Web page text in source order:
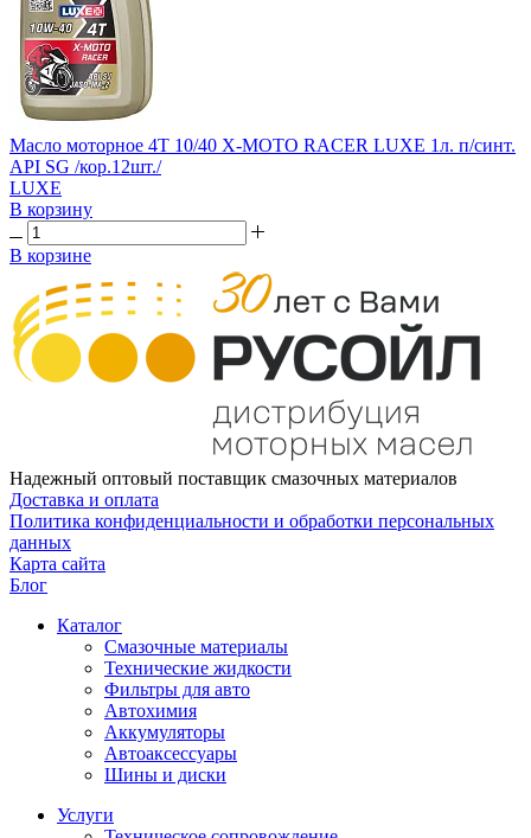
Масло моторное 4T 10/40 X-MOTO RACER LUXE 1л. п/синт.
API SG /кор.12шт./
LUXE
В корзину
В корзине
Надежный оптовый поставщик смазочных материалов
Доставка и оплата
Политика конфиденциальности и обработки персональных
данных
Карта сайта
Блог
Каталог
Смазочные материалы
Технические жидкости
Фильтры для авто
Автохимия
Аккумуляторы
Автоаксессуары
Шины и диски
Услуги